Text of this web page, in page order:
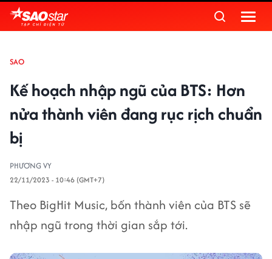
SAO
Kế hoạch nhập ngũ của BTS: Hơn
nửa thành viên đang rục rịch chuẩn
bị
PHƯƠNG VY
22/11/2023 - 10:46 (GMT+7)
Theo BigHit Music, bốn thành viên của BTS sẽ
nhập ngũ trong thời gian sắp tới.